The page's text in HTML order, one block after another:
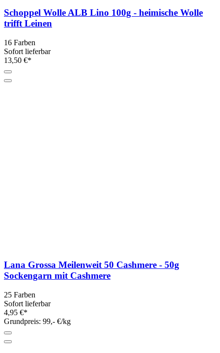
Schoppel Wolle ALB Lino 100g - heimische Wolle
trifft Leinen
16 Farben
Sofort lieferbar
13,50 €*
Lana Grossa Meilenweit 50 Cashmere - 50g
Sockengarn mit Cashmere
25 Farben
Sofort lieferbar
4,95 €*
Grundpreis: 99,- €/kg